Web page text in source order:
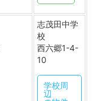
志茂田中学
校
西六郷1-4-
10
学校周
辺